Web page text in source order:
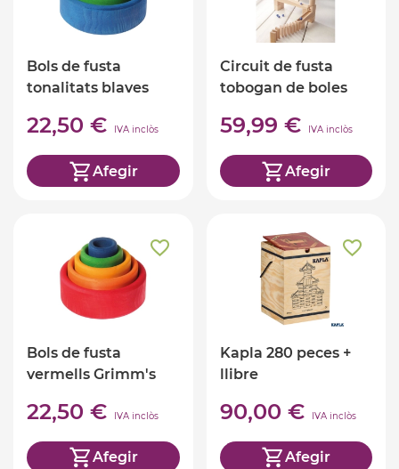
Bols de fusta
tonalitats blaves
22,50 € IVA inclòs
Afegir
Circuit de fusta
tobogan de boles
59,99 € IVA inclòs
Afegir
Bols de fusta
vermells Grimm's
22,50 € IVA inclòs
Afegir
Kapla 280 peces +
llibre
90,00 € IVA inclòs
Afegir